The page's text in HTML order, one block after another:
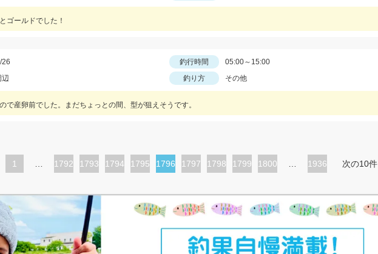
ゴールドでした！
26 釣行時間
05:00～15:00
辺 釣り方 その他
で産卵前でした。まだちょっとの間、型が狙えそうです。
1
ペ
1792
ペ
ジ
1793
ペ
1794
ペ
1795
カ
ト
1796
ペ
1797
ペ
1798
ペ
1799
ペ
1800 1936 次の10件